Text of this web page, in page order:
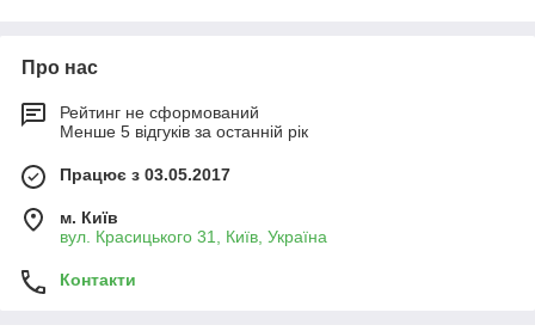
Про нас
Рейтинг не сформований
Менше 5 відгуків за останній рік
Працює з 03.05.2017
м. Київ
вул. Красицького 31, Київ, Україна
Контакти